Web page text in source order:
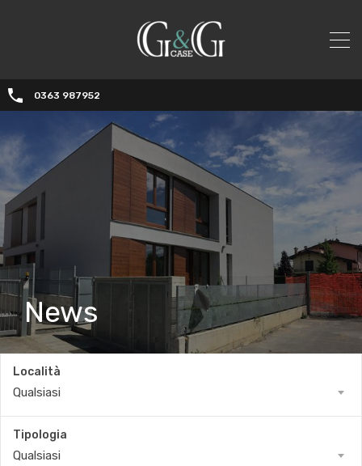
0363 987952
News
Località
Qualsiasi
Tipologia
Qualsiasi